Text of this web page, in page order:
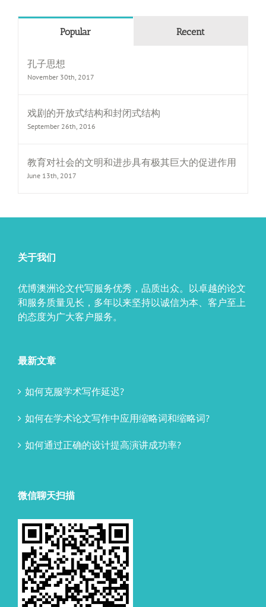
Popular Recent
孔子思想
November 30th, 2017
戏剧的开放式结构和封闭式结构
September 26th, 2016
教育对社会的文明和进步具有极其巨大的促进作用
June 13th, 2017
关于我们
优博澳洲论文代写服务优秀，品质出众。以卓越的论文
和服务质量见长，多年以来坚持以诚信为本、客户至上
的态度为广大客户服务。
最新文章
如何克服学术写作延迟?
如何在学术论文写作中应用缩略词和缩略词?
如何通过正确的设计提高演讲成功率?
微信聊天扫描